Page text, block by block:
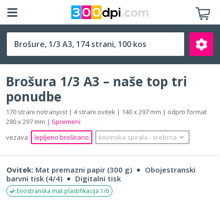
1/3 A3 (140 x 297 mm)
Išči
Brošura 1/3 A3 – naše top tri
ponudbe
170 strani notranjost | 4 strani ovitek | 140 x 297 mm | odprti format
280 x 297 mm | Spremeni
vezava
lepljeno broširano kovinska spirala ‐ srebrna
Ovitek: Mat premazni papir (300 g)
Obojestranski
barvni tisk (4/4)
Digitalni tisk
Enostranska mat plastifikacija 1/0